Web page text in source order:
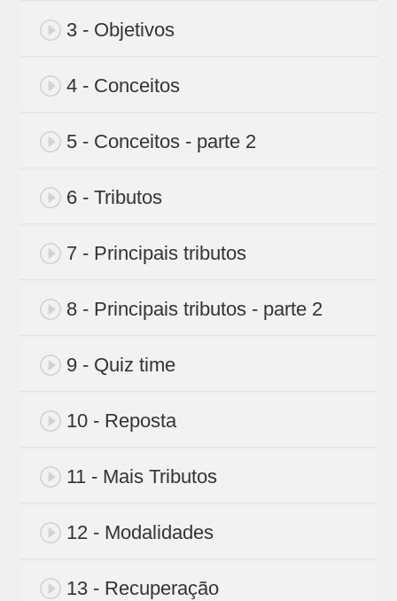
3 - Objetivos
4 - Conceitos
5 - Conceitos - parte 2
6 - Tributos
7 - Principais tributos
8 - Principais tributos - parte 2
9 - Quiz time
10 - Reposta
11 - Mais Tributos
12 - Modalidades
13 - Recuperação